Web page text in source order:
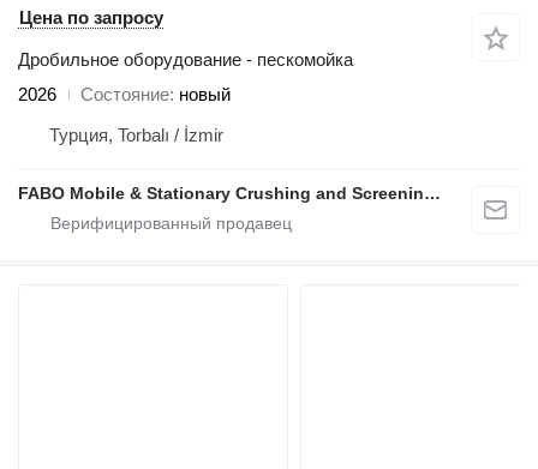
Цена по запросу
Дробильное оборудование - пескомойка
2026
Состояние новый
Турция, Torbalı / İzmir
FABO Mobile & Stationary Crushing and Screening Plants | Concrete Batching Plants Manufacturer